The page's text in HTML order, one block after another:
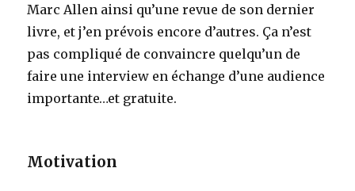
Marc Allen ainsi qu’une revue de son dernier
livre, et j’en prévois encore d’autres. Ça n’est
pas compliqué de convaincre quelqu’un de
faire une interview en échange d’une audience
importante…et gratuite.
Motivation